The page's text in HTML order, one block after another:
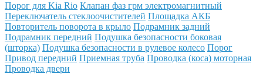
Порог для Kia Rio Клапан фаз грм электромагнитный
Переключатель стеклоочистителей Площадка АКБ
Повторитель поворота в крыло Подрамник задний
Подрамник передний Подушка безопасности боковая
(шторка) Подушка безопасности в рулевое колесо Порог
Привод передний Приемная труба Проводка (коса) моторная
Проводка двери